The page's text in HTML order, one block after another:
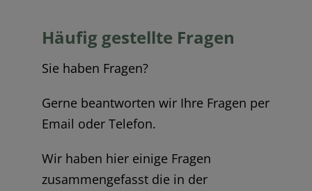
Häufig gestellte Fragen
Sie haben Fragen?
Gerne beantworten wir Ihre Fragen per
Email oder Telefon.
Wir haben hier einige Fragen
zusammengefasst die in der